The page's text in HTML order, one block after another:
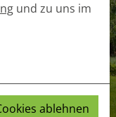
und zu uns im
ablehnen